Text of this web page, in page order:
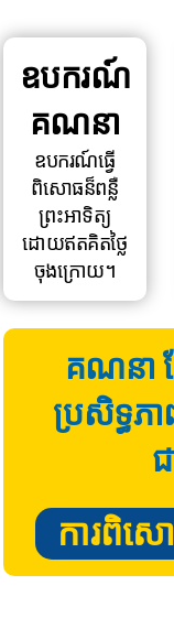
ឧបករណ៍
គណនា
ឧបករណ៍ធ្វើ
ពិសោធន៏ពន្លឺ
ព្រះអាទិត្យ
ដោយឥតគិតថ្លៃ
ចុងក្រោយ។
គណនា ក្
ប្រសិទ្ធភ
ការពិស